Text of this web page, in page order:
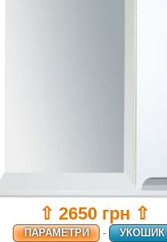
⇧ 2650 грн ⇧
ПАРАМЕТРИ - УКОШИК